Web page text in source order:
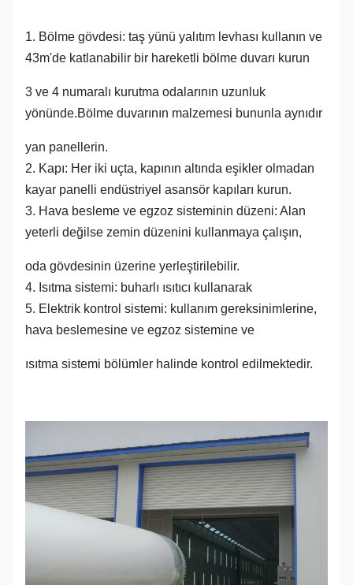
1. Bölme gövdesi: taş yünü yalıtım levhası kullanın ve
43m'de katlanabilir bir hareketli bölme duvarı kurun
3 ve 4 numaralı kurutma odalarının uzunluk
yönünde.Bölme duvarının malzemesi bununla aynıdır
yan panellerin.
2. Kapı: Her iki uçta, kapının altında eşikler olmadan
kayar panelli endüstriyel asansör kapıları kurun.
3. Hava besleme ve egzoz sisteminin düzeni: Alan
yeterli değilse zemin düzenini kullanmaya çalışın,
oda gövdesinin üzerine yerleştirilebilir.
4. Isıtma sistemi: buharlı ısıtıcı kullanarak
5. Elektrik kontrol sistemi: kullanım gereksinimlerine,
hava beslemesine ve egzoz sistemine ve
ısıtma sistemi bölümler halinde kontrol edilmektedir.